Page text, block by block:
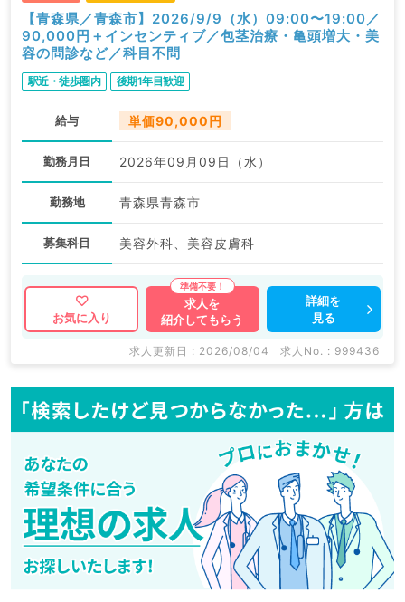
【青森県／青森市】2026/9/9（水）09:00〜19:00／
90,000円＋インセンティブ／包茎治療・亀頭増大・美
容の問診など／科目不問
駅近・徒歩圏内 後期1年目歓迎
給与 単価90,000円
勤務月日 2026年09月09日（水）
勤務地 青森県青森市
募集科目 美容外科、美容皮膚科
お気に入り
求人を
紹介してもらう
詳細を
見る
求人更新日 : 2026/08/04 求人No. : 999436